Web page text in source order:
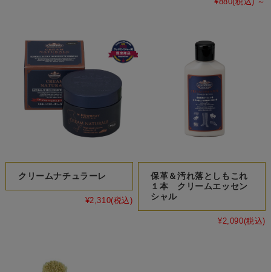
クリームナチュラーレ
¥2,310(税込)
保革＆汚れ落としもこれ
１本 クリームエッセン
シャル
¥2,090(税込)